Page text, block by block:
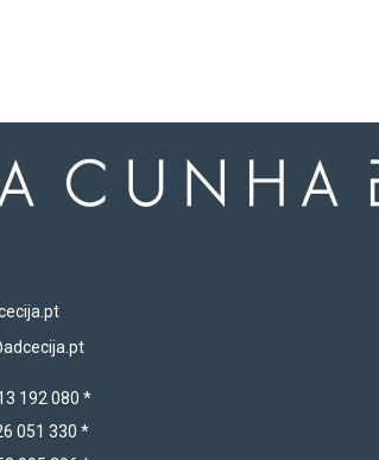
192 080 *
051 330 *